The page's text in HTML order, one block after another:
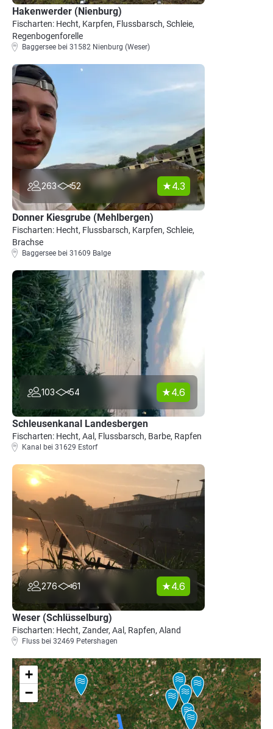
Hakenwerder (Nienburg)
Fischarten: Hecht, Karpfen, Flussbarsch, Schleie,
Regenbogenforelle
Baggersee bei 31582 Nienburg (Weser)
263 52 4.3
Donner Kiesgrube (Mehlbergen)
Fischarten: Hecht, Flussbarsch, Karpfen, Schleie,
Brachse
Baggersee bei 31609 Balge
103 54 4.6
Schleusenkanal Landesbergen
Fischarten: Hecht, Aal, Flussbarsch, Barbe, Rapfen
Kanal bei 31629 Estorf
276 61 4.6
Weser (Schlüsselburg)
Fischarten: Hecht, Zander, Aal, Rapfen, Aland
Fluss bei 32469 Petershagen
+
−